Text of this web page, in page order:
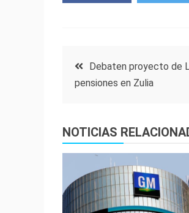
Navegación
de
entradas
Debaten proyecto de
pensiones en Zulia
NOTICIAS